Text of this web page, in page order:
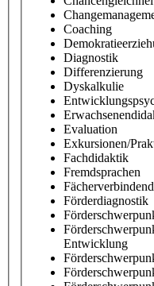
Coaching
Diagnostik
Differenzierung
Dyskalkulie
Evaluation
Exkursionen/
Fachdidaktik
Fremdsprachen
Förderdiagnostik
Entwicklung